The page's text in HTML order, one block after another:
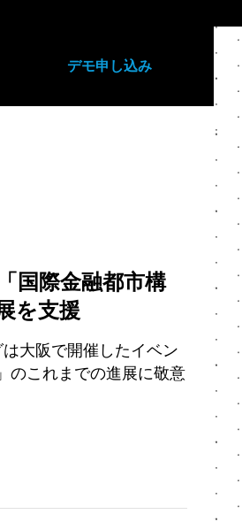
デモ申し込み
国際金融都市構
を支援
大阪で開催したイベン
のこれまでの進展に敬意